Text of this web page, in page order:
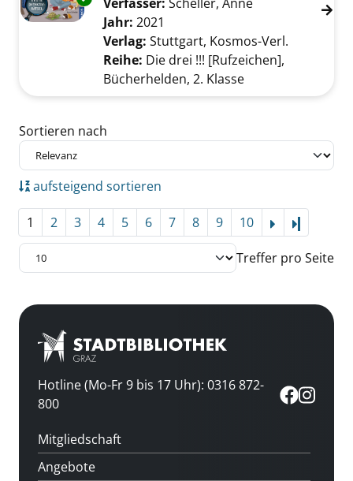
Jahr: 2021
Verlag: Stuttgart, Kosmos-Verl.
Reihe: Die drei !!! [Rufzeichen],
Bücherhelden, 2. Klasse
Zu den Suchfiltern springen
Sortieren nach
aufsteigend sortieren
1 2 3 4 5 6 7 8 9 10
Treffer pro Seite
Hotline (Mo-Fr 9 bis 17 Uhr): 0316 872-
800
Mitgliedschaft
Angebote